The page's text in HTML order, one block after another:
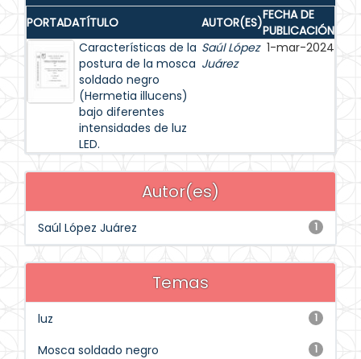
PORTADATÍTULO AUTOR(ES)FECHA DE
PUBLICACIÓN
Características de la
postura de la mosca
soldado negro
(Hermetia illucens)
bajo diferentes
intensidades de luz
LED.
Saúl López
Juárez
1-mar-2024
Autor(es)
1
Saúl López Juárez
Temas
1
luz
1
Mosca soldado negro